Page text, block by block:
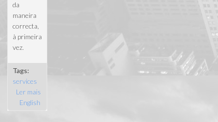
da
maneira
correcta,
à primeira
vez.
Tags:
services
Ler mais
acerca de
Construção
English